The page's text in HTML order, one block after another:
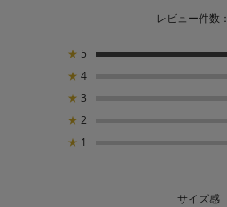
レビュー件数：
★ 5
★ 4
★ 3
★ 2
★ 1
サイズ感